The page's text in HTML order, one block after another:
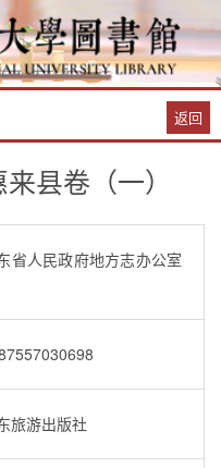
返回
县卷（一）
省人民政府地方志办公室
旅游出版社